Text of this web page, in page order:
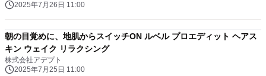
2025年7月26日 11:00
朝の目覚めに、地肌からスイッチON ルベル プロエディット ヘアス
キン ウェイク リラクシング
株式会社アデプト
2025年7月25日 11:00